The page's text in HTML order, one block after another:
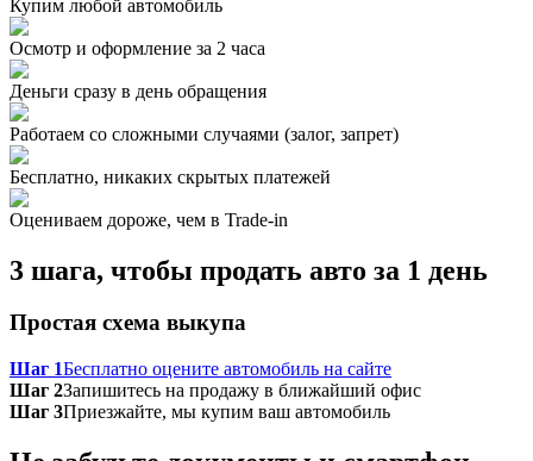
Купим любой автомобиль
Осмотр и оформление за 2 часа
Деньги сразу в день обращения
Работаем со сложными случаями (залог, запрет)
Бесплатно, никаких скрытых платежей
Оцениваем дороже, чем в Trade‑in
3 шага, чтобы продать авто за 1 день
Простая схема выкупа
Шаг 1Бесплатно оцените автомобиль на сайте
Шаг 2Запишитесь на продажу в ближайший офис
Шаг 3Приезжайте, мы купим ваш автомобиль